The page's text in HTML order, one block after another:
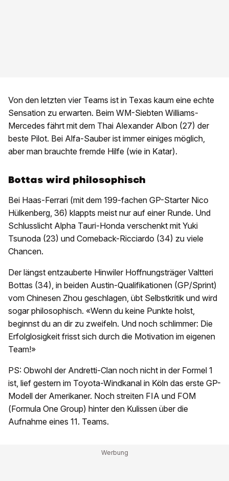
Von den letzten vier Teams ist in Texas kaum eine echte
Sensation zu erwarten. Beim WM-Siebten Williams-
Mercedes fährt mit dem Thai Alexander Albon (27) der
beste Pilot. Bei Alfa-Sauber ist immer einiges möglich,
aber man brauchte fremde Hilfe (wie in Katar).
Bottas wird philosophisch
Bei Haas-Ferrari (mit dem 199-fachen GP-Starter Nico
Hülkenberg, 36) klappts meist nur auf einer Runde. Und
Schlusslicht Alpha Tauri-Honda verschenkt mit Yuki
Tsunoda (23) und Comeback-Ricciardo (34) zu viele
Chancen.
Der längst entzauberte Hinwiler Hoffnungsträger Valtteri
Bottas (34), in beiden Austin-Qualifikationen (GP/Sprint)
vom Chinesen Zhou geschlagen, übt Selbstkritik und wird
sogar philosophisch. «Wenn du keine Punkte holst,
beginnst du an dir zu zweifeln. Und noch schlimmer: Die
Erfolglosigkeit frisst sich durch die Motivation im eigenen
Team!»
PS: Obwohl der Andretti-Clan noch nicht in der Formel 1
ist, lief gestern im Toyota-Windkanal in Köln das erste GP-
Modell der Amerikaner. Noch streiten FIA und FOM
(Formula One Group) hinter den Kulissen über die
Aufnahme eines 11. Teams.